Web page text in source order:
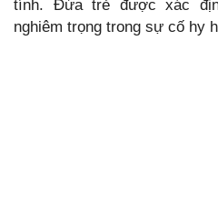
tính. Đứa trẻ được xác
nghiêm trọng trong sự cố hy